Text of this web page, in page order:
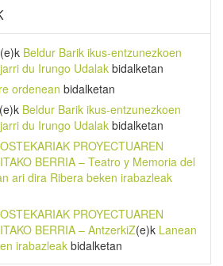
(e)k Beldur Barik ikus-entzunezkoen
du Irungo Udalak bidalketan
ordenean bidalketan
(e)k Beldur Barik ikus-entzunezkoen
du Irungo Udalak bidalketan
PROYECTUAREN
BERRIA – Teatro y Memoria del
ari dira Ribera beken irabazleak
PROYECTUAREN
BERRIA – AntzerkiZ(e)k Lanean
irabazleak bidalketan